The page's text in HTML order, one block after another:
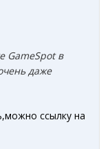
GameSpot в
даже
ссылку на